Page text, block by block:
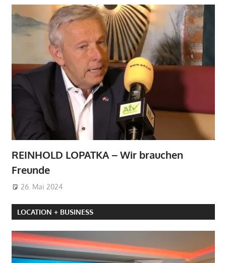
REINHOLD LOPATKA – Wir brauchen
Freunde
26. Mai 2024
LOCATION + BUSINESS